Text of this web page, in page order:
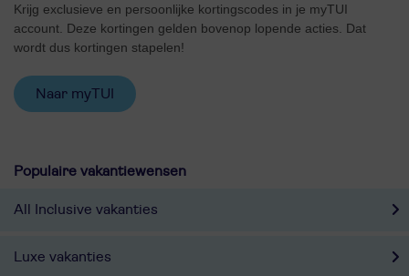
Krijg exclusieve en persoonlijke kortingscodes in je myTUI
account. Deze kortingen gelden bovenop lopende acties. Dat
wordt dus kortingen stapelen!
Naar myTUI
Populaire vakantiewensen
All Inclusive vakanties
Luxe vakanties